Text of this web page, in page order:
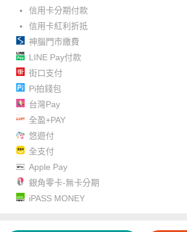
信用卡分期付款
信用卡紅利折抵
神腦門市繳費
LINE Pay付款
街口支付
Pi拍錢包
台灣Pay
全盈+PAY
悠遊付
全支付
Apple Pay
銀角零卡-無卡分期
iPASS MONEY